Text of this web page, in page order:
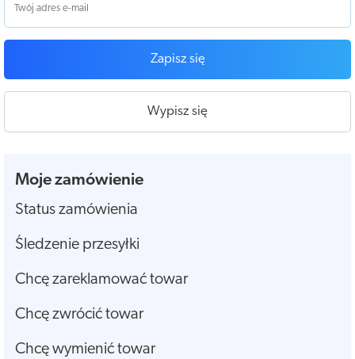
Zapisz się
Wypisz się
Moje zamówienie
Status zamówienia
Śledzenie przesyłki
Chcę zareklamować towar
Chcę zwrócić towar
Chcę wymienić towar